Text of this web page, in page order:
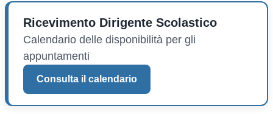
Ricevimento Dirigente Scolastico
Calendario delle disponibilità per gli
appuntamenti
Consulta il calendario